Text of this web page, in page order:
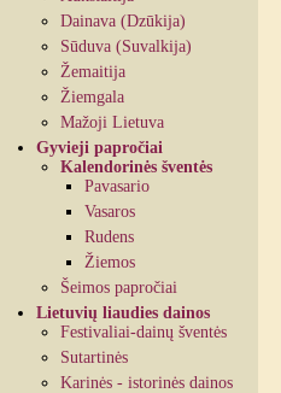
Dainava (Dzūkija)
Sūduva (Suvalkija)
Žemaitija
Žiemgala
Mažoji Lietuva
Gyvieji papročiai
Kalendorinės šventės
Pavasario
Vasaros
Rudens
Žiemos
Šeimos papročiai
Lietuvių liaudies dainos
Festivaliai-dainų šventės
Sutartinės
Karinės - istorinės dainos